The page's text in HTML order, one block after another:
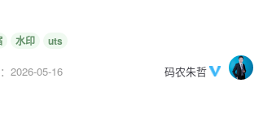
水印 uts
2026-05-16 码农朱哲